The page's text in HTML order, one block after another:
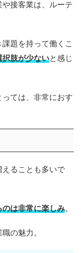
接客業は、ルーテ
題を持って働くこ
肢が少ないと感じ
ては、非常におす
ることも多いで
は非常に楽しみ。
の魅力。